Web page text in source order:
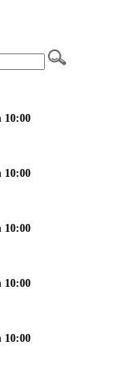
10:00
10:00
10:00
10:00
10:00